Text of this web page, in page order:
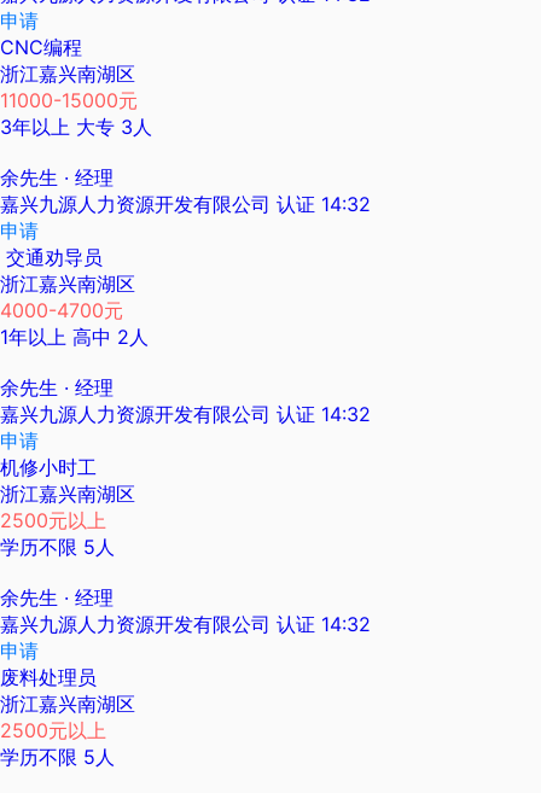
申请
CNC编程
浙江嘉兴南湖区
11000-15000元
3年以上 大专 3人
余先生 · 经理
嘉兴九源人力资源开发有限公司 认证 14:32
申请
交通劝导员
浙江嘉兴南湖区
4000-4700元
1年以上 高中 2人
余先生 · 经理
嘉兴九源人力资源开发有限公司 认证 14:32
申请
机修小时工
浙江嘉兴南湖区
2500元以上
学历不限 5人
余先生 · 经理
嘉兴九源人力资源开发有限公司 认证 14:32
申请
废料处理员
浙江嘉兴南湖区
2500元以上
学历不限 5人